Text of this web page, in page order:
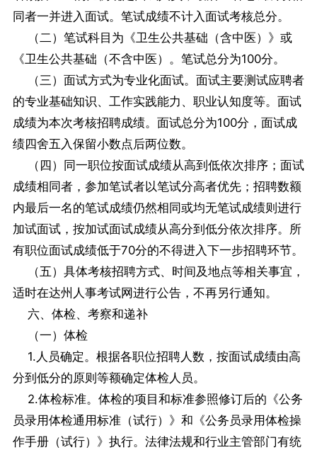
同者一并进入面试。笔试成绩不计入面试考核总分。
（二）笔试科目为《卫生公共基础（含中医）》或
《卫生公共基础（不含中医）。笔试总分为100分。
（三）面试方式为专业化面试。面试主要测试应聘者
的专业基础知识、工作实践能力、职业认知度等。面试
成绩为本次考核招聘成绩。面试总分为100分，面试成
绩四舍五入保留小数点后两位数。
（四）同一职位按面试成绩从高到低依次排序；面试
成绩相同者，参加笔试者以笔试分高者优先；招聘数额
内最后一名的笔试成绩仍然相同或均无笔试成绩则进行
加试面试，按加试面试成绩从高分到低分依次排序。所
有职位面试成绩低于70分的不得进入下一步招聘环节。
（五）具体考核招聘方式、时间及地点等相关事宜，
适时在达州人事考试网进行公告，不再另行通知。
六、体检、考察和递补
（一）体检
1.人员确定。根据各职位招聘人数，按面试成绩由高
分到低分的原则等额确定体检人员。
2.体检标准。体检的项目和标准参照修订后的《公务
员录用体检通用标准（试行）》和《公务员录用体检操
作手册（试行）》执行。法律法规和行业主管部门有统